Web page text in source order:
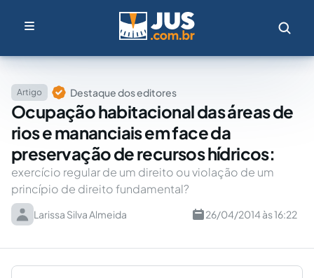
Artigo Destaque dos editores
Ocupação habitacional das áreas de
rios e mananciais em face da
preservação de recursos hídricos:
exercício regular de um direito ou violação de um
princípio de direito fundamental?
Larissa Silva Almeida 26/04/2014 às 16:22